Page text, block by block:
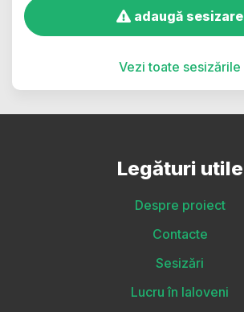
adaugă sesizare
Vezi toate sesizările
Legături utile
Despre proiect
Contacte
Sesizări
Lucru în Ialoveni